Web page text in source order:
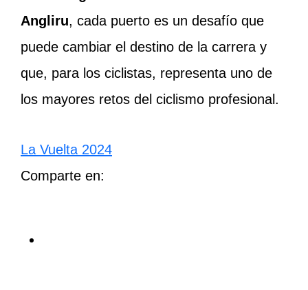
Angliru, cada puerto es un desafío que
puede cambiar el destino de la carrera y
que, para los ciclistas, representa uno de
los mayores retos del ciclismo profesional.
La Vuelta 2024
Comparte en: